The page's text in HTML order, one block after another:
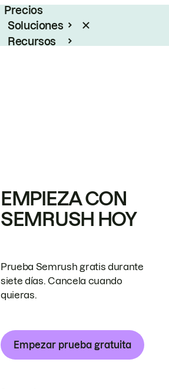
Precios
Soluciones
Recursos
EMPIEZA CON
SEMRUSH HOY
Prueba Semrush gratis durante
siete días. Cancela cuando
quieras.
Empezar prueba gratuita